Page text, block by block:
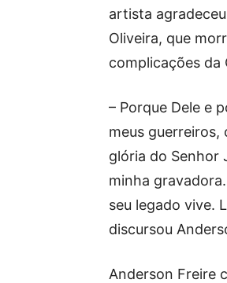
artista
Oliveira, que
complicações da
– Porque Dele e
meus guerreiros,
glória do Senhor
minha
seu legado vive.
discursou
Anderson Freire